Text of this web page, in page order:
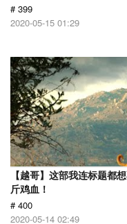
# 399
2020-05-15 01:29
【越哥】这部我连标题都
斤鸡血！
# 400
2020-05-14 02:49